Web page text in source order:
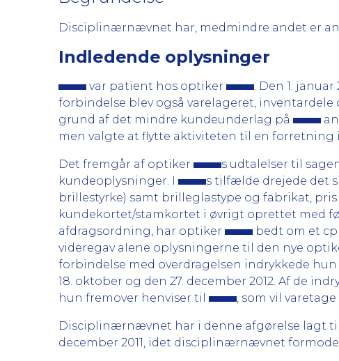
Disciplinærnævnet har, medmindre andet er
Indledende oplysninger
var patient hos optiker . Den 1.
forbindelse blev også varelageret,
grund af det mindre kundeunderlag på
men valgte at flytte aktiviteten til en forretning i
Det fremgår af optiker
s udtalelser til
kundeoplysninger. I
s tilfælde drejede det
brillestyrke) samt brilleglastype og fabrikat,
kundekortet/stamkortet i øvrigt oprettet med
afdragsordning, har optiker
bedt om et
videregav alene oplysningerne til den nye
forbindelse med overdragelsen indrykkede
18. oktober og den 27. december 2012. Af de
hun fremover henviser til
, som vil
Disciplinærnævnet har i denne afgørelse lagt
december 2011, idet disciplinærnævnet